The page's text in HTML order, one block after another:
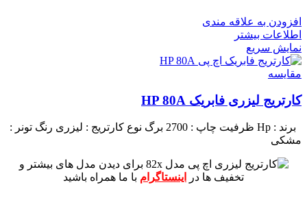
افزودن به علاقه مندی
اطلاعات بیشتر
نمایش سریع
مقايسه
کارتریج لیزری فابریک HP 80A
برند : Hp ظرفیت چاپ : 2700 برگ نوع کارتریج : لیزری رنگ تونر :
مشکی
برای دیدن مدل های بیشتر و
تخفیف ها در
اینستاگرام با ما همراه باشید